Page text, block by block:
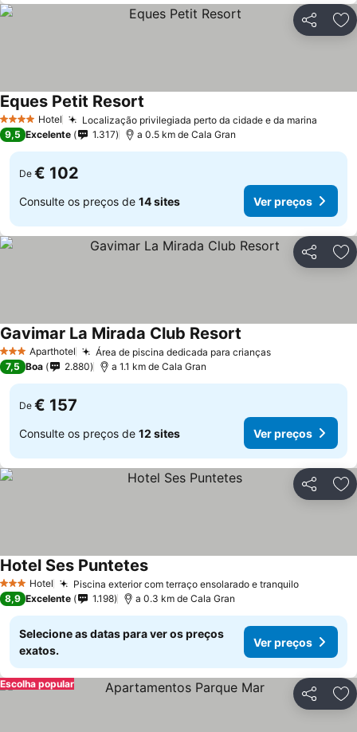
Partilhar
4 EstrelasHotel Localização privilegiada perto da cidade e da marina
Eques Petit Resort
9,5 Excelente 1.317 a 0.5 km de Cala Gran
De € 102
Consulte os preços de 14 sites Ver preços
Partilhar
3 EstrelasAparthotel Área de piscina dedicada para criançasVer preços
Gavimar La Mirada Club Resort
7,5 Boa 2.880 a 1.1 km de Cala Gran
De € 157
Consulte os preços de 12 sites Ver preços
Partilhar
3 EstrelasHotel Piscina exterior com terraço ensolarado e tranquiloVer
Hotel Ses PuntetesVer preços
8,9 Excelente 1.198 a 0.3 km de Cala Gran
Selecione as datas para ver os preços
exatos.
Ver preços
Partilhar
Escolha popular